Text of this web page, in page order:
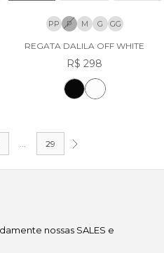
PP P M G GG
REGATA DALILA OFF WHITE
R$ 298
... 29
nossas SALES e